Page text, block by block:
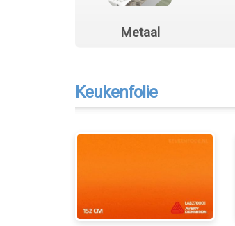
Metaal
Keukenfolie